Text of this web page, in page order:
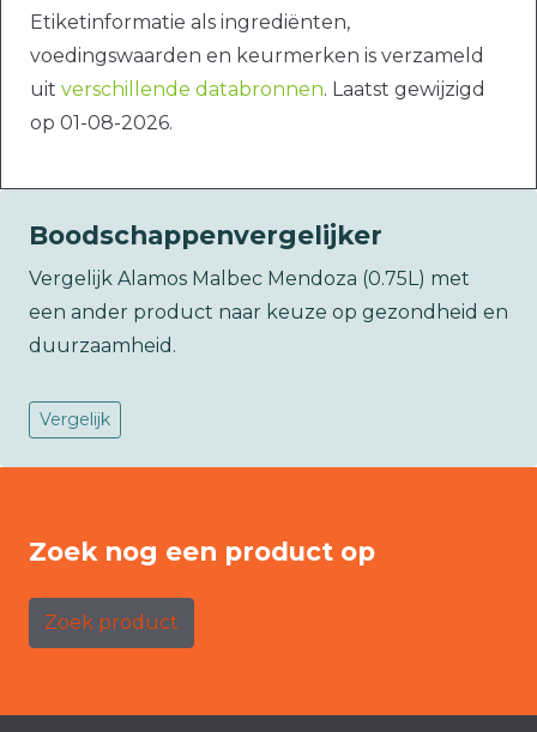
Etiketinformatie als ingrediënten,
voedingswaarden en keurmerken is verzameld
uit verschillende databronnen. Laatst gewijzigd
op 01-08-2026.
Boodschappenvergelijker
Vergelijk Alamos Malbec Mendoza (0.75L) met
een ander product naar keuze op gezondheid en
duurzaamheid.
Vergelijk
Zoek nog een product op
Zoek product